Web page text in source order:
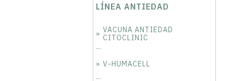
LÍNEA ANTIEDAD
VACUNA ANTIEDAD
CITOCLINIC
V-HUMACELL